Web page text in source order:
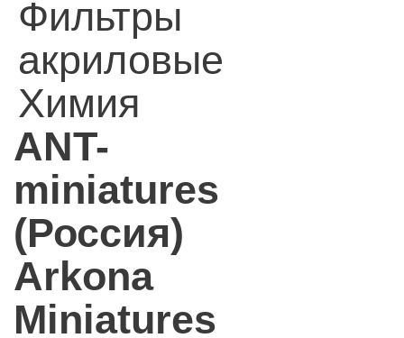
Фильтры
акриловые
Химия
ANT-
miniatures
(Россия)
Arkona
Miniatures